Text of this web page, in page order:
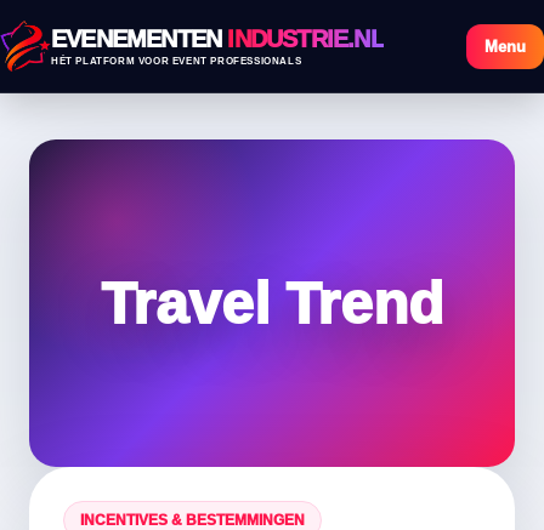
EVENEMENTEN INDUSTRIE.NL
HÉT PLATFORM VOOR EVENT PROFESSIONALS
Menu
Travel Trend
INCENTIVES & BESTEMMINGEN